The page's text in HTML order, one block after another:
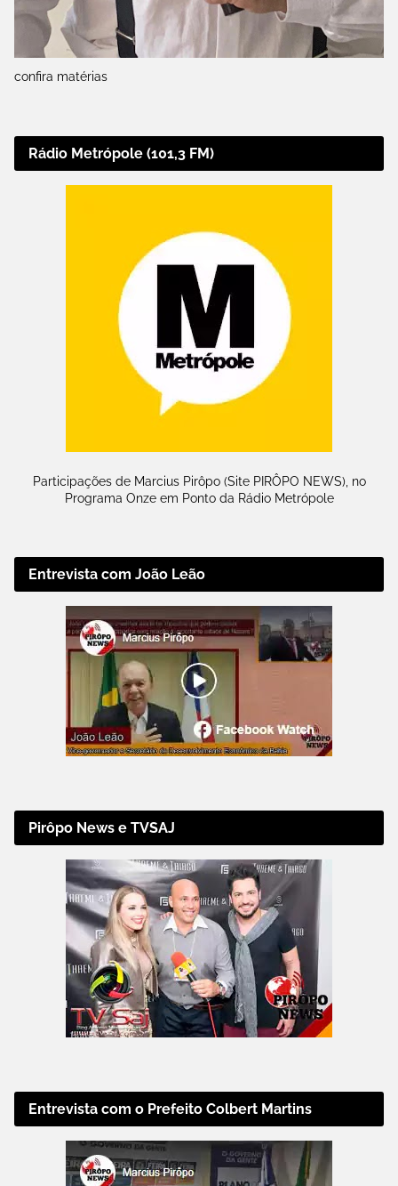
confira matérias
Rádio Metrópole (101,3 FM)
Participações de Marcius Pirôpo (Site PIRÔPO NEWS), no
Programa Onze em Ponto da Rádio Metrópole
Entrevista com João Leão
Pirôpo News e TVSAJ
Entrevista com o Prefeito Colbert Martins